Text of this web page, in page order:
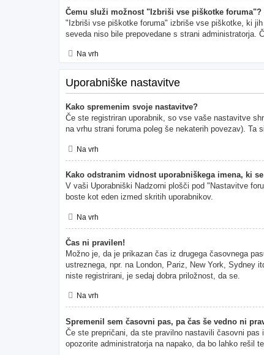
Čemu služi možnost "Izbriši vse piškotke foruma"?
"Izbriši vse piškotke foruma" izbriše vse piškotke, ki
seveda niso bile prepovedane s strani administratorja.
Na vrh
Uporabniške nastavitve
Kako spremenim svoje nastavitve?
Če ste registriran uporabnik, so vse vaše nastavitve
na vrhu strani foruma poleg še nekaterih povezav). Ta
Na vrh
Kako odstranim vidnost uporabniškega imena, ki
V vaši Uporabniški Nadzorni plošči pod "Nastavitve
boste kot eden izmed skritih uporabnikov.
Na vrh
Čas ni pravilen!
Možno je, da je prikazan čas iz drugega časovnega
ustreznega, npr. na London, Pariz, New York, Sydney
niste registrirani, je sedaj dobra priložnost, da se.
Na vrh
Spremenil sem časovni pas, pa čas še vedno ni
Če ste prepričani, da ste pravilno nastavili časovni
opozorite administratorja na napako, da bo lahko rešil